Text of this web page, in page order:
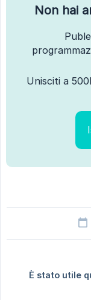
Non hai
Unisciti a
È stato utile